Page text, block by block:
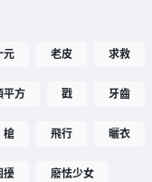
元 老皮 求救
平方 戳 牙齒
槍 飛行 曬衣
擾 廢怯少女